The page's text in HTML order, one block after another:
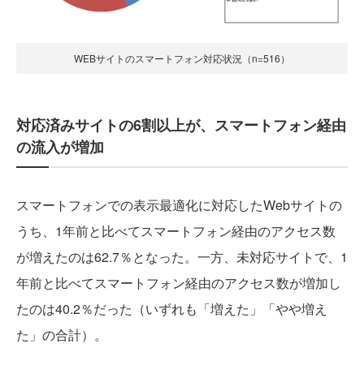
WEBサイトのスマートフォン対応状況（n=516）
対応済みサイトの6割以上が、スマートフォン経由
の流入が増加
スマートフォンでの表示最適化に対応したWebサイトの
うち、1年前と比べてスマートフォン経由のアクセス数
が増えたのは62.7％となった。一方、未対応サイトで、1
年前と比べてスマートフォン経由のアクセス数が増加し
たのは40.2％だった（いずれも「増えた」「やや増え
た」の合計）。